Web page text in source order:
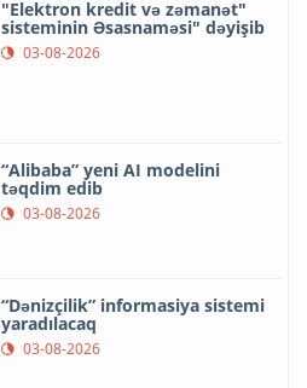
"Elektron kredit və zəmanət"
sisteminin Əsasnaməsi" dəyişib
03-08-2026
“Alibaba” yeni AI modelini
təqdim edib
03-08-2026
“Dənizçilik” informasiya sistemi
yaradılacaq
03-08-2026